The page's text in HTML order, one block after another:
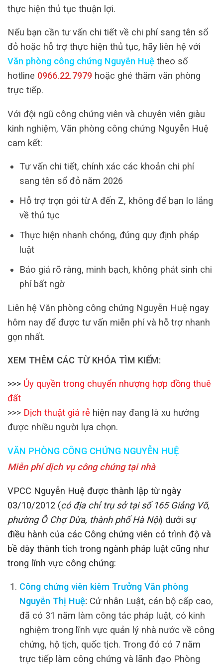
thực hiện thủ tục thuận lợi.
Nếu bạn cần tư vấn chi tiết về chi phí sang tên sổ
đỏ hoặc hỗ trợ thực hiện thủ tục, hãy liên hệ với
Văn phòng công chứng Nguyễn Huệ theo số
hotline 0966.22.7979 hoặc ghé thăm văn phòng
trực tiếp.
Với đội ngũ công chứng viên và chuyên viên giàu
kinh nghiệm, Văn phòng công chứng Nguyễn Huệ
cam kết:
Tư vấn chi tiết, chính xác các khoản chi phí
sang tên sổ đỏ năm 2026
Hỗ trợ trọn gói từ A đến Z, không để bạn lo lắng
về thủ tục
Thực hiện nhanh chóng, đúng quy định pháp
luật
Báo giá rõ ràng, minh bạch, không phát sinh chi
phí bất ngờ
Liên hệ Văn phòng công chứng Nguyễn Huệ ngay
hôm nay để được tư vấn miễn phí và hỗ trợ nhanh
gọn nhất.
XEM THÊM CÁC TỪ KHÓA TÌM KIẾM:
>>> Ủy quyền trong chuyển nhượng hợp đồng thuê
đất
>>> Dịch thuật giá rẻ hiện nay đang là xu hướng
được nhiều người lựa chọn.
VĂN PHÒNG CÔNG CHỨNG NGUYỄN HUỆ
Miễn phí dịch vụ công chứng tại nhà
VPCC Nguyễn Huệ được thành lập từ ngày
03/10/2012 (có địa chỉ trụ sở tại số 165 Giảng Võ,
phường Ô Chợ Dừa, thành phố Hà Nội) dưới sự
điều hành của các Công chứng viên có trình độ và
bề dày thành tích trong ngành pháp luật cũng như
trong lĩnh vực công chứng:
Công chứng viên kiêm Trưởng Văn phòng
Nguyễn Thị Huệ: Cử nhân Luật, cán bộ cấp cao,
đã có 31 năm làm công tác pháp luật, có kinh
nghiệm trong lĩnh vực quản lý nhà nước về công
chứng, hộ tịch, quốc tịch. Trong đó có 7 năm
trực tiếp làm công chứng và lãnh đạo Phòng